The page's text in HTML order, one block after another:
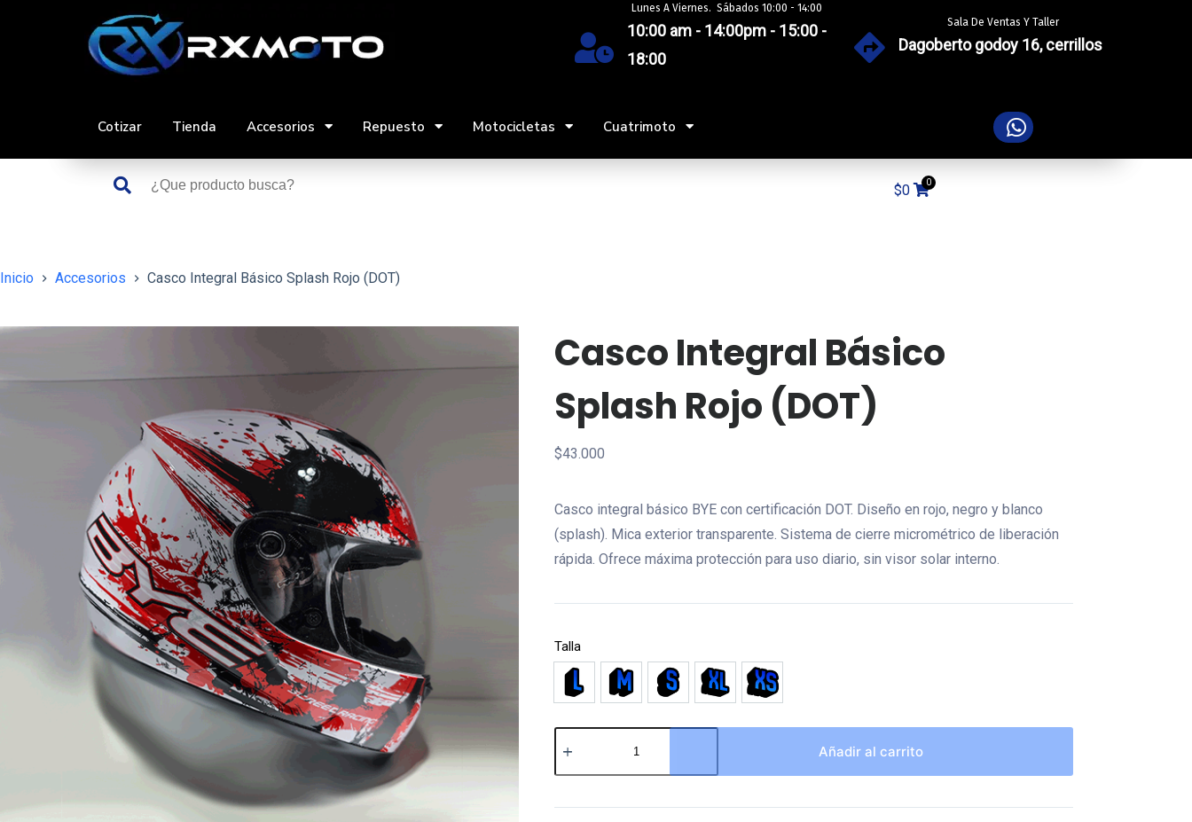
Lunes A Viernes. Sábados 10:00 - 14:00
10:00 am - 14:00pm - 15:00 -
18:00
Sala De Ventas Y Taller
Dagoberto godoy 16, cerrillos
Cotizar Tienda Accesorios Repuesto Motocicletas Cuatrimoto
$0
Inicio Accesorios Casco Integral Básico Splash Rojo (DOT)
Casco Integral Básico
Splash Rojo (DOT)
$43.000
Casco integral básico BYE con certificación DOT. Diseño en rojo, negro y blanco
(splash). Mica exterior transparente. Sistema de cierre micrométrico de liberación
rápida. Ofrece máxima protección para uso diario, sin visor solar interno.
Talla
L M S XL XS
Integral
Splash
Añadir al carrito